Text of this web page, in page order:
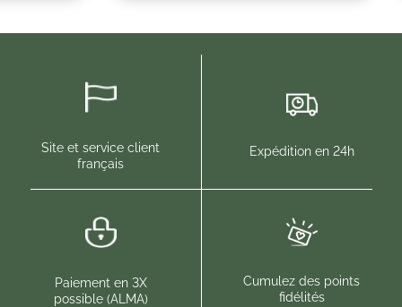
Site et service client
français
Expédition en 24h
Paiement en 3X
possible (ALMA)
Cumulez des points
fidélités